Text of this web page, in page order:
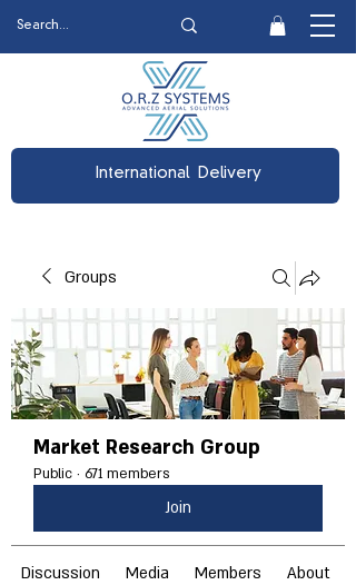
International Delivery
Groups
Market Research Group
Public · 671 members
Join
Discussion Media Members About